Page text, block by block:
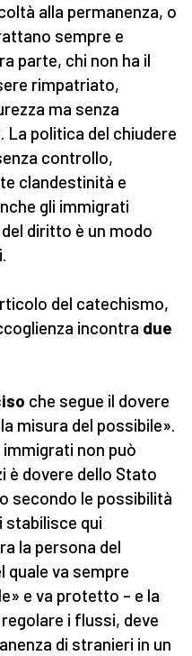
alla permanenza, o
sempre e
parte, chi non ha il
rimpatriato,
ma senza
La politica del chiudere
controllo,
clandestinità e
gli immigrati
diritto è un modo
del catechismo,
incontra due
che segue il dovere
misura del possibile».
immigrati non può
è dovere dello Stato
secondo le possibilità
stabilisce qui
la persona del
quale va sempre
e va protetto – e la
i flussi, deve
di stranieri in un